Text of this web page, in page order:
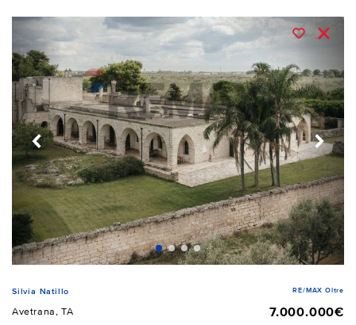
Silvia Natillo RE/MAX Oltre
Avetrana, TA
7.000.000€